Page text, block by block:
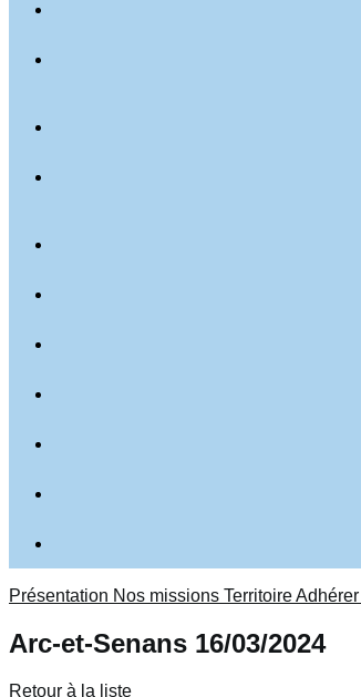
Présentation Nos missions TerritoireAdhérer
Arc-et-Senans 16/03/2024
Retour à la liste